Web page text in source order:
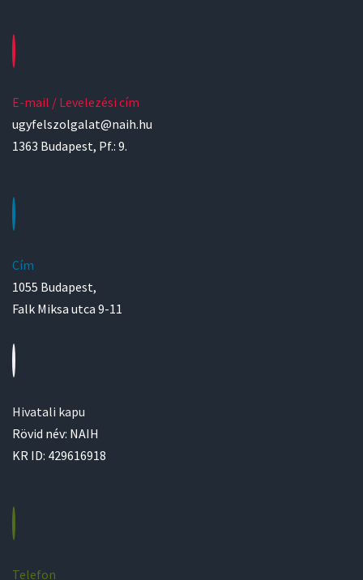
E-mail / Levelezési cím
ugyfelszolgalat@naih.hu
1363 Budapest, Pf.: 9.
Cím
1055 Budapest,
Falk Miksa utca 9-11
Hivatali kapu
Rövid név: NAIH
KR ID: 429616918
Telefon